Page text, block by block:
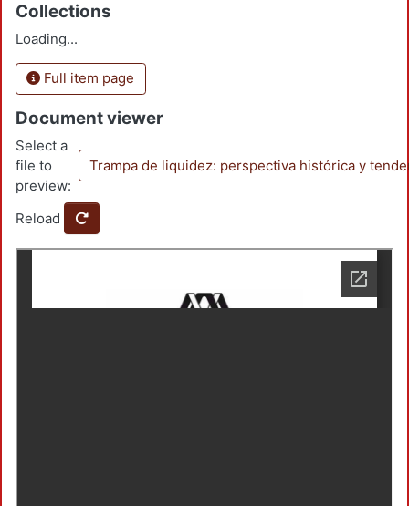
Collections
Loading...
Full item page
Document viewer
Select a
file to
preview:
Trampa de liquidez: perspectiva histórica y
Reload